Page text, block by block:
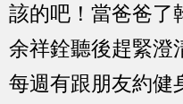
該的吧！當爸爸了
余祥銓聽後趕緊澄
每週有跟朋友約健